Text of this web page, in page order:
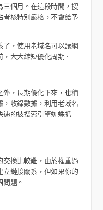
個月。在這段時間，搜
考核特別嚴格，不會給予
了，使用老域名可以讓網
大大縮短優化周期。
外，長期優化下來，也積
，收錄數據，利用老域名
速的被搜索引擎蜘蛛抓
換比較難，由於權重過
鏈接關系，但如果你的
題。